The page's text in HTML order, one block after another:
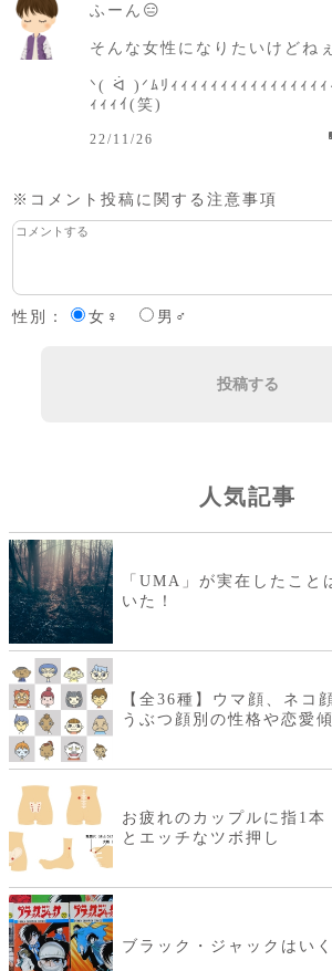
ふーん😑
そんな女性になりたいけどね
ᐠ( ᐛ )ᐟﾑﾘｨｨｨｨｨｨｨｨｨｨｨｨｨｨｨｨ
ｨｨｨｲ(笑)
22/11/26
※コメント投稿に関する注意事項
性別：
女♀ 男♂
投稿する
人気記事
「UMA」が実在したこと
いた！
【全36種】ウマ顔、ネ
うぶつ顔別の性格や恋愛
お疲れのカップルに指1本
とエッチなツボ押し
ブラック・ジャックはい